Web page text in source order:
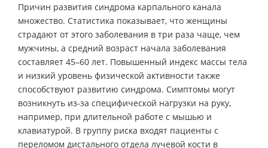
Причин развития синдрома карпального канала
множество. Статистика показывает, что женщины
страдают от этого заболевания в три раза чаще, чем
мужчины, а средний возраст начала заболевания
составляет 45–60 лет. Повышенный индекс массы тела
и низкий уровень физической активности также
способствуют развитию синдрома. Симптомы могут
возникнуть из-за специфической нагрузки на руку,
например, при длительной работе с мышью и
клавиатурой. В группу риска входят пациенты с
переломом дистального отдела лучевой кости в